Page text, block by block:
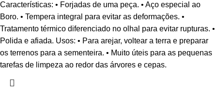
Características: • Forjadas de uma peça. • Aço especial ao
Boro. • Tempera integral para evitar as deformações. •
Tratamento térmico diferenciado no olhal para evitar rupturas. •
Polida e afiada. Usos: • Para arejar, voltear a terra e preparar
os terrenos para a sementeira. • Muito úteis para as pequenas
tarefas de limpeza ao redor das árvores e cepas.